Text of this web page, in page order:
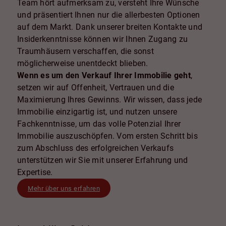
Team hört aufmerksam zu, versteht Ihre Wünsche
und präsentiert Ihnen nur die allerbesten Optionen
auf dem Markt. Dank unserer breiten Kontakte und
Insiderkenntnisse können wir Ihnen Zugang zu
Traumhäusern verschaffen, die sonst
möglicherweise unentdeckt blieben.
Wenn es um den Verkauf Ihrer Immobilie geht,
setzen wir auf Offenheit, Vertrauen und die
Maximierung Ihres Gewinns. Wir wissen, dass jede
Immobilie einzigartig ist, und nutzen unsere
Fachkenntnisse, um das volle Potenzial Ihrer
Immobilie auszuschöpfen. Vom ersten Schritt bis
zum Abschluss des erfolgreichen Verkaufs
unterstützen wir Sie mit unserer Erfahrung und
Expertise.
Mehr über uns erfahren